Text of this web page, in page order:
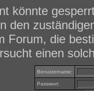
könnte
den
Forum, die
einen
Benutzername:
Passwort: